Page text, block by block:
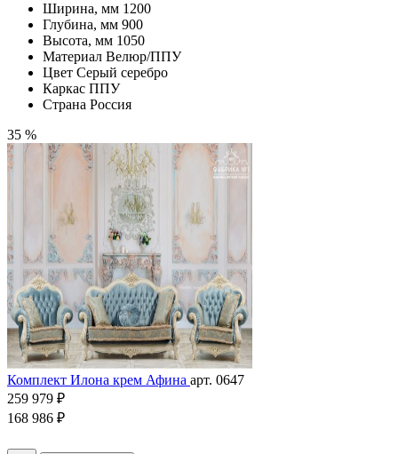
Ширина, мм 1200
Глубина, мм 900
Высота, мм 1050
Материал Велюр/ППУ
Цвет Серый серебро
Каркас ППУ
Страна Россия
35 %
Комплект Илона крем Афина арт. 0647
259 979 ₽
168 986 ₽